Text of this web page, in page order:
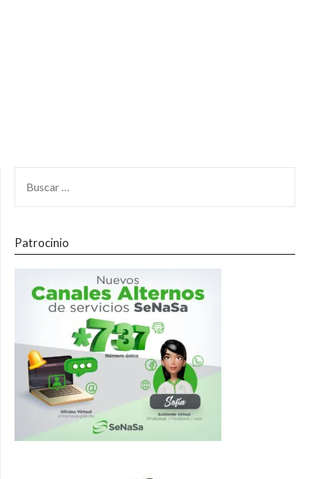
Patrocinio